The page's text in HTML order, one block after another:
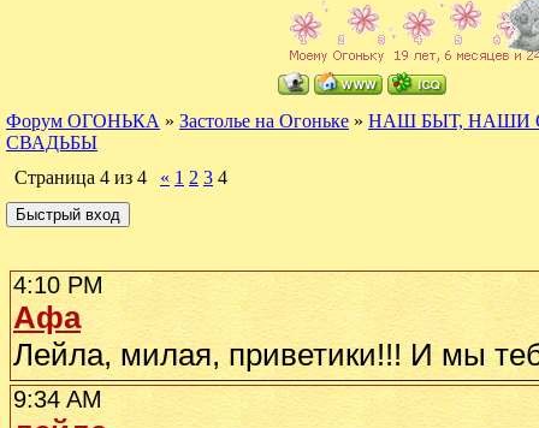
Форум ОГОНЬКА » Застолье на Огоньке » НАШ БЫТ, НАШИ
СВАДЬБЫ
Страница 4 из 4 « 1 2 3 4